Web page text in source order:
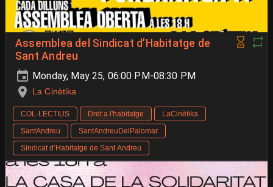
Assemblea del Sindicat d’Habitatge de
Sant Andreu
Monday, May 25, 06:00 PM-08:30 PM
La Cinètika
COL·LECTIUS Dret a l'habitatge
LaCinètika
SantAndreu
SantAndreuDelPalomar
Sindicat d’Habitatge de Sant Andreu